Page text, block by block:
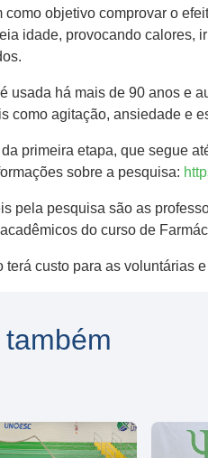
como objetivo comprovar o
idade, provocando calores,
usada há mais de 90 anos e
como agitação, ansiedade e
primeira etapa, que segue
sobre a pesquisa:
pela pesquisa são as
do curso de
terá custo para as voluntárias